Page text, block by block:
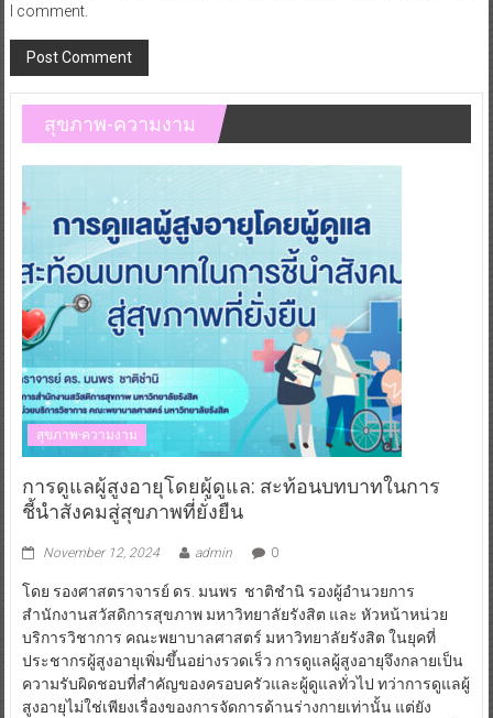
I comment.
สุขภาพ-ความงาม
สุขภาพ-ความงาม
การดูแลผู้สูงอายุโดยผู้ดูแล: สะท้อนบทบาทในการ
ชี้นำสังคมสู่สุขภาพที่ยั่งยืน
November 12, 2024 admin 0
โดย รองศาสตราจารย์ ดร. มนพร ชาติชำนิ รองผู้อำนวยการ
สำนักงานสวัสดิการสุขภาพ มหาวิทยาลัยรังสิต และ หัวหน้าหน่วย
บริการวิชาการ คณะพยาบาลศาสตร์ มหาวิทยาลัยรังสิต ในยุคที่
ประชากรผู้สูงอายุเพิ่มขึ้นอย่างรวดเร็ว การดูแลผู้สูงอายุจึงกลายเป็น
ความรับผิดชอบที่สำคัญของครอบครัวและผู้ดูแลทั่วไป ทว่าการดูแลผู้
สูงอายุไม่ใช่เพียงเรื่องของการจัดการด้านร่างกายเท่านั้น แต่ยัง